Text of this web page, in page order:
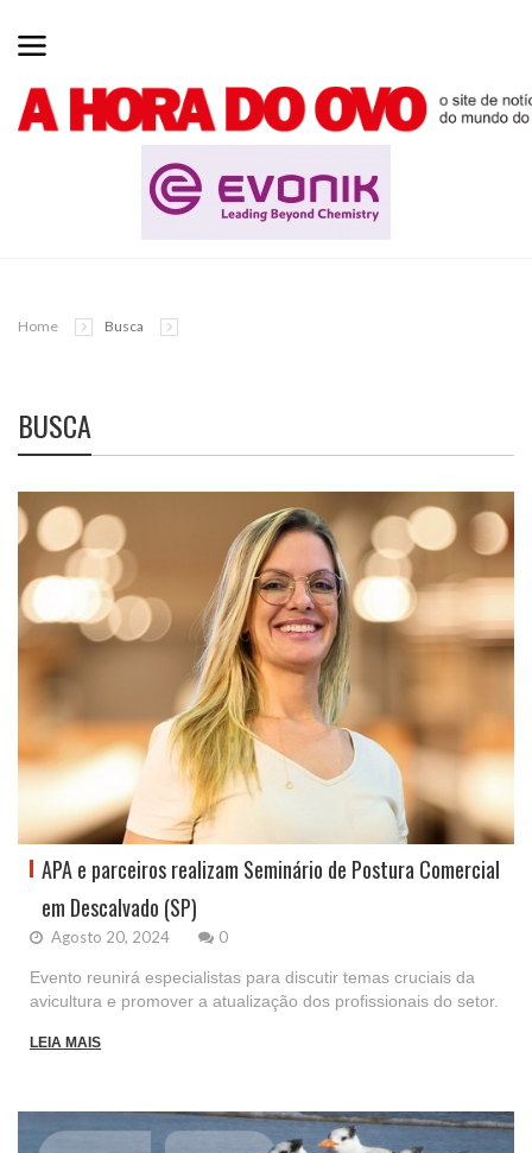
Home Busca
BUSCA
APA e parceiros realizam Seminário de Postura Comercial
em Descalvado (SP)
Agosto 20, 2024 0
Evento reunirá especialistas para discutir temas cruciais da
avicultura e promover a atualização dos profissionais do setor.
LEIA MAIS